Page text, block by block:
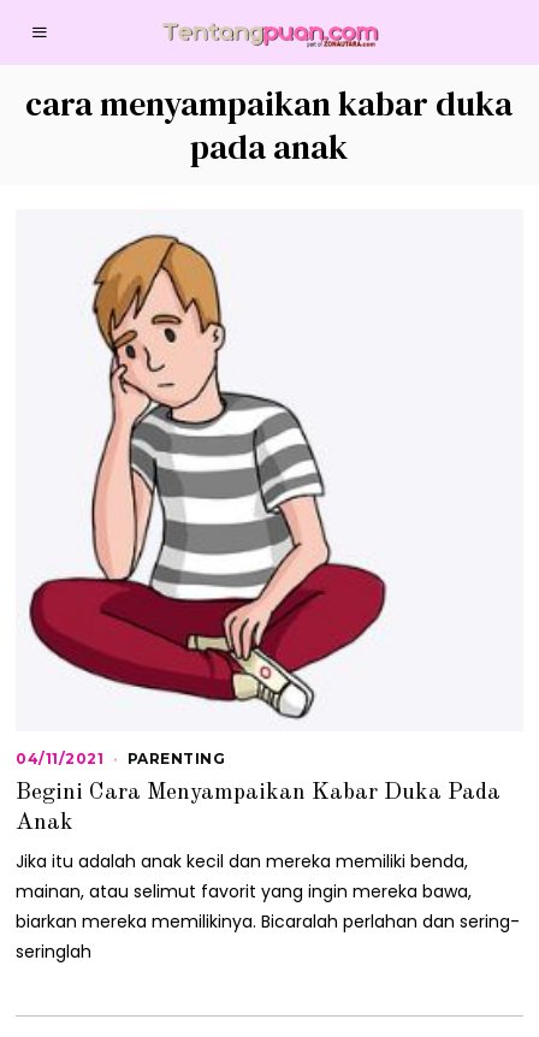
cara menyampaikan kabar duka
pada anak
04/11/2021 0
/
/
0
1
PARENTING
Begini Cara Menyampaikan Kabar Duka Pada
Anak
Jika itu adalah anak kecil dan mereka memiliki benda,
mainan, atau selimut favorit yang ingin mereka bawa,
biarkan mereka memilikinya. Bicaralah perlahan dan sering-
seringlah